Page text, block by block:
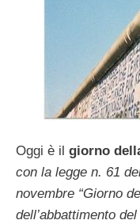
Oggi è il giorno
con la legge n. 61
novembre “Giorno
dell’abbattimento